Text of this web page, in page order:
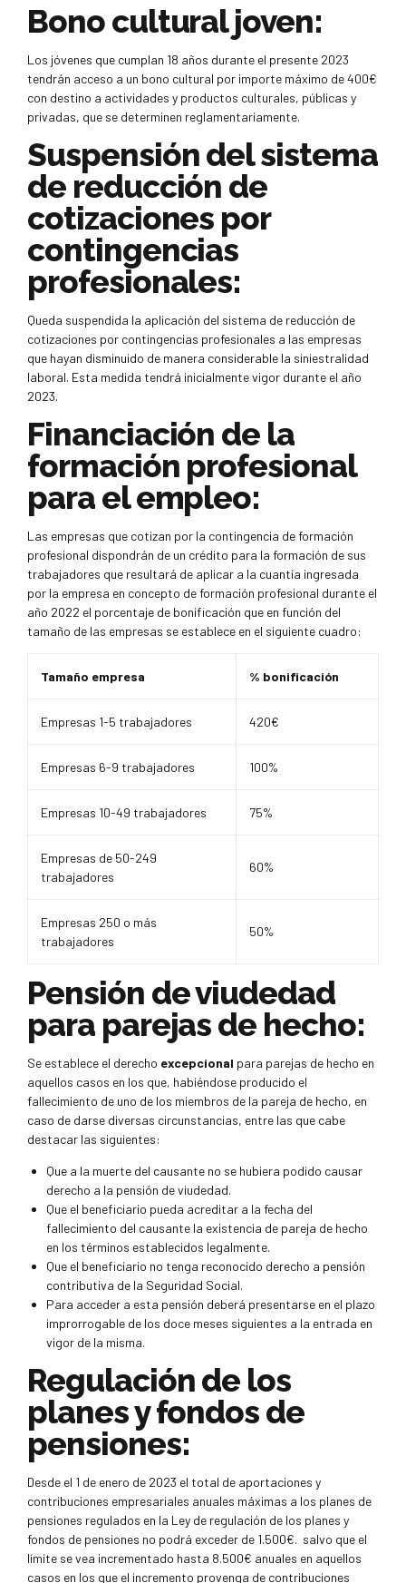
Bono cultural joven:
Los jóvenes que cumplan 18 años durante el presente 2023
tendrán acceso a un bono cultural por importe máximo de 400€
con destino a actividades y productos culturales, públicas y
privadas, que se determinen reglamentariamente.
Suspensión del sistema
de reducción de
cotizaciones por
contingencias
profesionales:
Queda suspendida la aplicación del sistema de reducción de
cotizaciones por contingencias profesionales a las empresas
que hayan disminuido de manera considerable la siniestralidad
laboral. Esta medida tendrá inicialmente vigor durante el año
2023.
Financiación de la
formación profesional
para el empleo:
Las empresas que cotizan por la contingencia de formación
profesional dispondrán de un crédito para la formación de sus
trabajadores que resultará de aplicar a la cuantía ingresada
por la empresa en concepto de formación profesional durante el
año 2022 el porcentaje de bonificación que en función del
tamaño de las empresas se establece en el siguiente cuadro:
Tamaño empresa % bonificación
Empresas 1-5 trabajadores 420€
Empresas 6-9 trabajadores 100%
Empresas 10-49 trabajadores 75%
Empresas de 50-249
trabajadores
60%
Empresas 250 o más
trabajadores
50%
Pensión de viudedad
para parejas de hecho:
Se establece el derecho excepcional para parejas de hecho en
aquellos casos en los que, habiéndose producido el
fallecimiento de uno de los miembros de la pareja de hecho, en
caso de darse diversas circunstancias, entre las que cabe
destacar las siguientes:
Que a la muerte del causante no se hubiera podido causar
derecho a la pensión de viudedad.
Que el beneficiario pueda acreditar a la fecha del
fallecimiento del causante la existencia de pareja de hecho
en los términos establecidos legalmente.
Que el beneficiario no tenga reconocido derecho a pensión
contributiva de la Seguridad Social.
Para acceder a esta pensión deberá presentarse en el plazo
improrrogable de los doce meses siguientes a la entrada en
vigor de la misma.
Regulación de los
planes y fondos de
pensiones:
Desde el 1 de enero de 2023 el total de aportaciones y
contribuciones empresariales anuales máximas a los planes de
pensiones regulados en la Ley de regulación de los planes y
fondos de pensiones no podrá exceder de 1.500€. salvo que el
límite se vea incrementado hasta 8.500€ anuales en aquellos
casos en los que el incremento provenga de contribuciones